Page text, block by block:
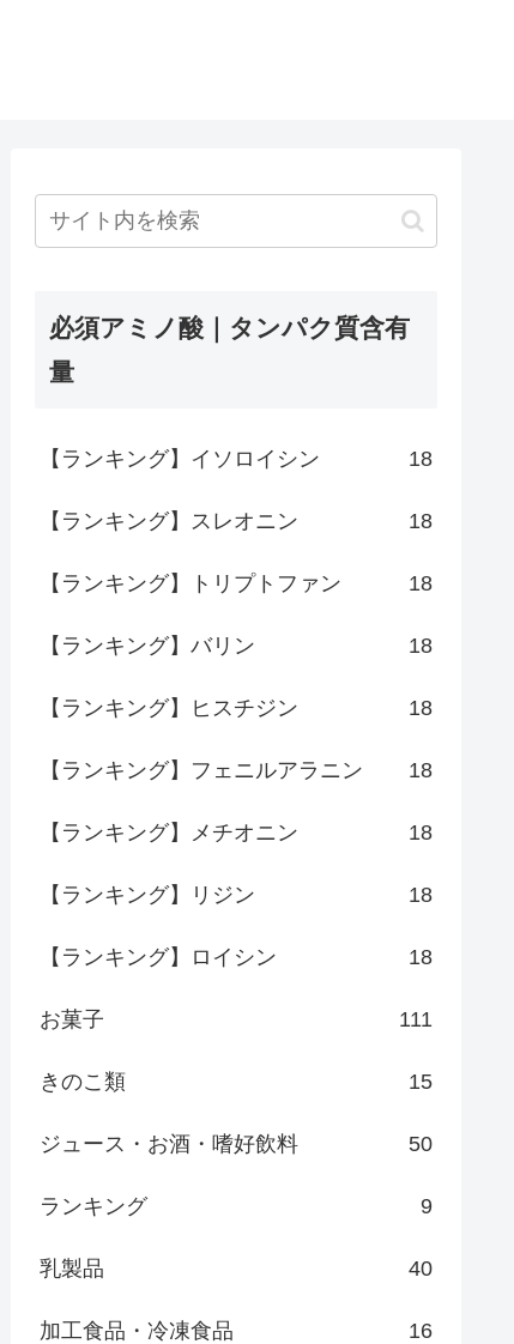
必須アミノ酸｜タンパク質含有
量
【ランキング】イソロイシン 18
【ランキング】スレオニン 18
【ランキング】トリプトファン 18
【ランキング】バリン 18
【ランキング】ヒスチジン 18
【ランキング】フェニルアラニン 18
【ランキング】メチオニン 18
【ランキング】リジン 18
【ランキング】ロイシン 18
お菓子 111
きのこ類 15
ジュース・お酒・嗜好飲料 50
ランキング 9
乳製品 40
加工食品・冷凍食品 16